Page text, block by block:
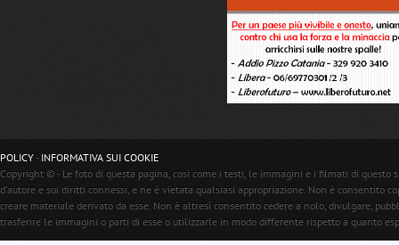
POLICY- INFORMATIVA SUI COOKIE
Copyright © - Le foto di questa pagina, così come i testi, le immagini e i filmati di
d'autore e sui diritti connessi, e ne è vietata qualsiasi appropriazione. Non è consentito
creare materiale derivato da esse. Non è altresì consentito cedere a nolo, divulgare,
trasferire le immagini o parti di esse o utilizzarle in modo differente rispetto a quanto